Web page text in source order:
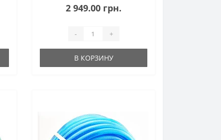
токсичный Не содержит кадмий /
барий Не содержит свинец
водорослей Не скручивается
2 949.00 грн.
- +
В КОРЗИНУ